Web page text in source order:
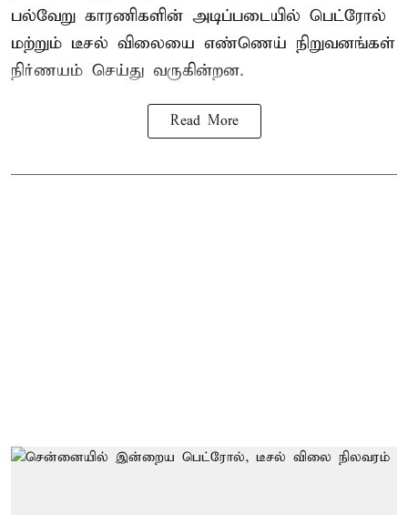
பல்வேறு காரணிகளின் அடிப்படையில் பெட்ரோல்
மற்றும் டீசல் விலையை எண்ணெய் நிறுவனங்கள்
நிர்ணயம் செய்து வருகின்றன.
Read More